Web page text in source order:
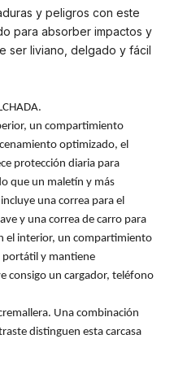
y peligros con este
para absorber impactos y
ser liviano, delgado y fácil
un compartimiento
optimizado, el
protección diaria para
que un maletín y más
una correa para el
y una correa de carro para
el interior, un compartimiento
portátil y mantiene
consigo un cargador, teléfono
Una combinación
distinguen esta carcasa